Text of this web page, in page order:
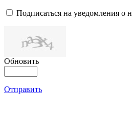
Подписаться на уведомления о
Обновить
Отправить